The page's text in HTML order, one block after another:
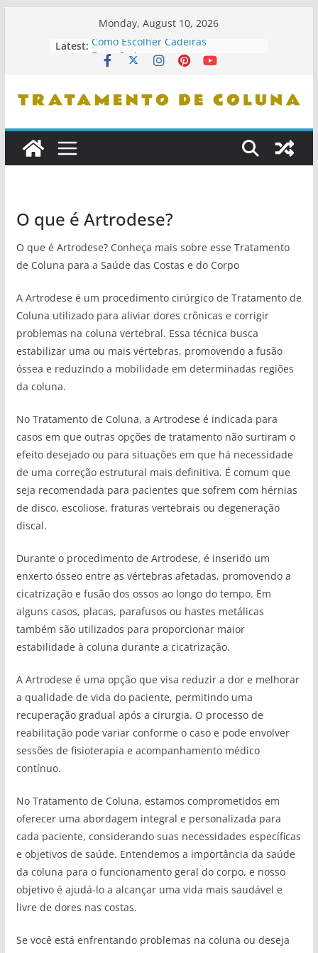
Monday, August 10, 2026
Latest: Como Escolher Cadeiras
Ergonômicas
Dicas De Leitura Para Entender
Como Se Levantar Corretamente Da
O que é Artrodese?
O que é Artrodese? Conheça mais sobre esse Tratamento
de Coluna para a Saúde das Costas e do Corpo
A Artrodese é um procedimento cirúrgico de Tratamento de
Coluna utilizado para aliviar dores crônicas e corrigir
problemas na coluna vertebral. Essa técnica busca
estabilizar uma ou mais vértebras, promovendo a fusão
óssea e reduzindo a mobilidade em determinadas regiões
da coluna.
No Tratamento de Coluna, a Artrodese é indicada para
casos em que outras opções de tratamento não surtiram o
efeito desejado ou para situações em que há necessidade
de uma correção estrutural mais definitiva. É comum que
seja recomendada para pacientes que sofrem com hérnias
de disco, escoliose, fraturas vertebrais ou degeneração
discal.
Durante o procedimento de Artrodese, é inserido um
enxerto ósseo entre as vértebras afetadas, promovendo a
cicatrização e fusão dos ossos ao longo do tempo. Em
alguns casos, placas, parafusos ou hastes metálicas
também são utilizados para proporcionar maior
estabilidade à coluna durante a cicatrização.
A Artrodese é uma opção que visa reduzir a dor e melhorar
a qualidade de vida do paciente, permitindo uma
recuperação gradual após a cirurgia. O processo de
reabilitação pode variar conforme o caso e pode envolver
sessões de fisioterapia e acompanhamento médico
contínuo.
No Tratamento de Coluna, estamos comprometidos em
oferecer uma abordagem integral e personalizada para
cada paciente, considerando suas necessidades específicas
e objetivos de saúde. Entendemos a importância da saúde
da coluna para o funcionamento geral do corpo, e nosso
objetivo é ajudá-lo a alcançar uma vida mais saudável e
livre de dores nas costas.
Se você está enfrentando problemas na coluna ou deseja